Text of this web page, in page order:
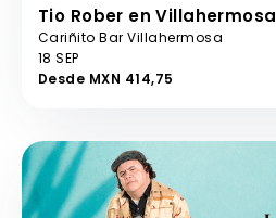
Tio Rober en Villahermosa
Cariñito Bar Villahermosa
18 SEP
Desde MXN 414,75